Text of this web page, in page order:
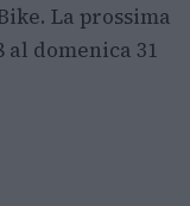
La prossima
domenica 31